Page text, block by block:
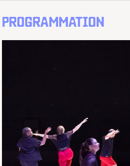
PROGRAMMATION